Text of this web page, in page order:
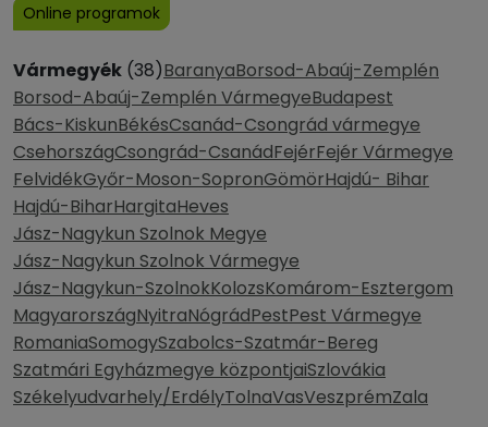
Online programok
Vármegyék (38)BaranyaBorsod-Abaúj-Zemplén
Borsod-Abaúj-Zemplén VármegyeBudapest
Bács-KiskunBékésCsanád-Csongrád vármegye
CsehországCsongrád-CsanádFejérFejér Vármegye
FelvidékGyőr-Moson-SopronGömörHajdú- Bihar
Hajdú-BiharHargitaHeves
Jász-Nagykun Szolnok Megye
Jász-Nagykun Szolnok Vármegye
Jász-Nagykun-SzolnokKolozsKomárom-Esztergom
MagyarországNyitraNógrádPestPest Vármegye
RomaniaSomogySzabolcs-Szatmár-Bereg
Szatmári Egyházmegye központjaiSzlovákia
Székelyudvarhely/ErdélyTolnaVasVeszprémZala